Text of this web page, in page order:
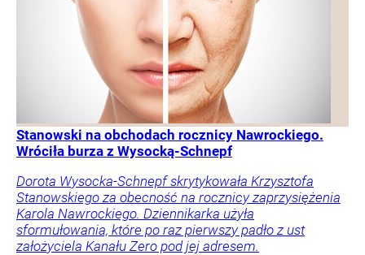
Stanowski na obchodach rocznicy Nawrockiego.
Wróciła burza z Wysocką-Schnepf
Dorota Wysocka-Schnepf skrytykowała Krzysztofa
Stanowskiego za obecność na rocznicy zaprzysiężenia
Karola Nawrockiego. Dziennikarka użyła
sformułowania, które po raz pierwszy padło z ust
założyciela Kanału Zero pod jej adresem.